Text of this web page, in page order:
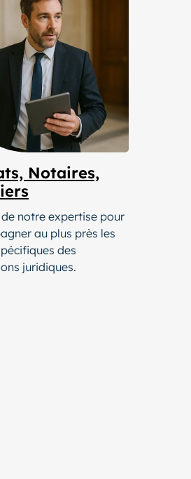
Notaires,
notre expertise pour
au plus près les
des
juridiques.